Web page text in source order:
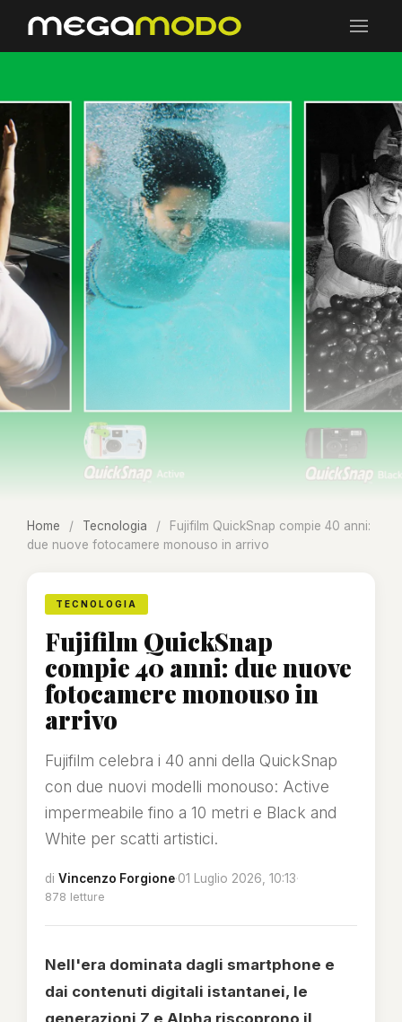
Home / Tecnologia /
Fujifilm QuickSnap compie 40 anni:
due nuove fotocamere monouso in arrivo
TECNOLOGIA
Fujifilm QuickSnap
compie 40 anni: due nuove
fotocamere monouso in
arrivo
Fujifilm celebra i 40 anni della QuickSnap
con due nuovi modelli monouso: Active
impermeabile fino a 10 metri e Black and
White per scatti artistici.
di Vincenzo Forgione·01 Luglio 2026, 10:13·
878 letture
Nell'era dominata dagli smartphone e
dai contenuti digitali istantanei, le
generazioni Z e Alpha riscoprono il